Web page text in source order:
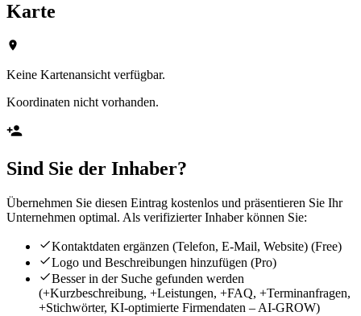
Karte
Keine Kartenansicht verfügbar.
Koordinaten nicht vorhanden.
Sind Sie der Inhaber?
Übernehmen Sie diesen Eintrag kostenlos und präsentieren Sie Ihr
Unternehmen optimal. Als verifizierter Inhaber können Sie:
Kontaktdaten ergänzen (Telefon, E-Mail, Website) (Free)
Logo und Beschreibungen hinzufügen (Pro)
Besser in der Suche gefunden werden
(+Kurzbeschreibung, +Leistungen, +FAQ, +Terminanfragen,
+Stichwörter, KI-optimierte Firmendaten – AI-GROW)